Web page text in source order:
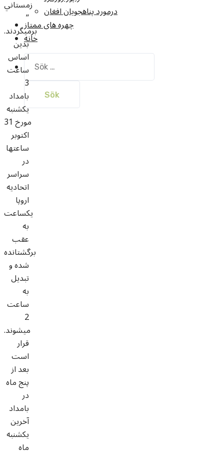
درمورد پناهجويان افغان
چهره های ممتاز
خانه
Sök
efter:
زمستاني
”
برميگردند.
بدين
اساس
ساعت
3
بامداد
يکشنبه
مورخ 31
اکتوبر
ساعتها
در
سراسر
اتحاديه
اروپا
يکساعت
به
عقب
برگشتانده
شده و
تبديل
به
ساعت
2
ميشوند.
قرار
است
بعد از
پنج ماه
در
بامداد
آخرين
يکشنبه
ماه